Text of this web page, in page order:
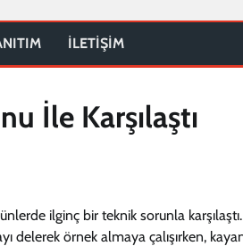
İLETİŞİM
İle Karşılaştı
ilginç bir teknik sorunla
delerek örnek almaya çalışırken,